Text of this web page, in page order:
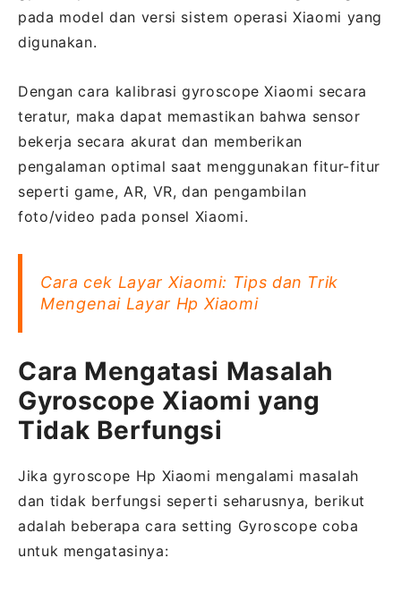
pada model dan versi sistem operasi Xiaomi yang
digunakan.
Dengan cara kalibrasi gyroscope Xiaomi secara
teratur, maka dapat memastikan bahwa sensor
bekerja secara akurat dan memberikan
pengalaman optimal saat menggunakan fitur-fitur
seperti game, AR, VR, dan pengambilan
foto/video pada ponsel Xiaomi.
Cara cek Layar Xiaomi: Tips dan Trik
Mengenai Layar Hp Xiaomi
Cara Mengatasi Masalah
Gyroscope Xiaomi yang
Tidak Berfungsi
Jika gyroscope Hp Xiaomi mengalami masalah
dan tidak berfungsi seperti seharusnya, berikut
adalah beberapa cara setting Gyroscope coba
untuk mengatasinya: